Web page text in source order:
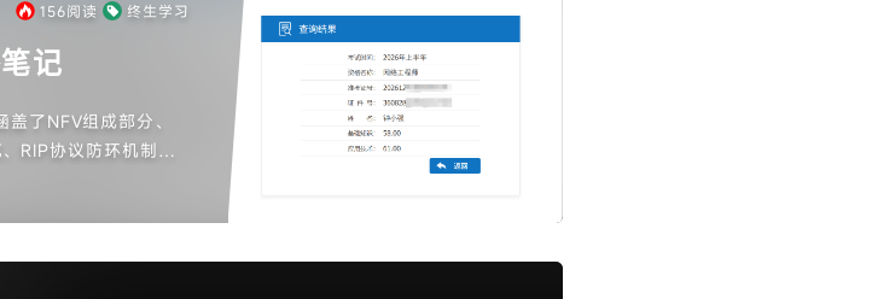
156阅读 终生学习
记
了NFV组成部分、
RIP协议防环机制等